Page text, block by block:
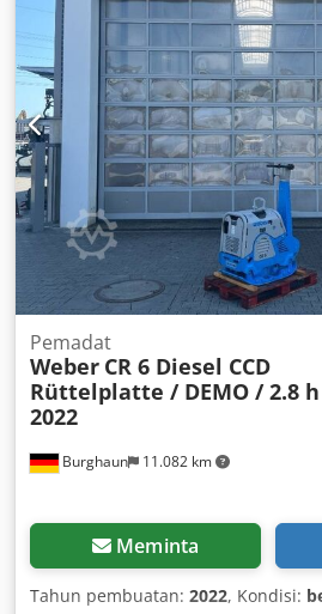
Burghaun 11.082 km
Pemadat
Weber CR 6 Diesel CCD
Rüttelplatte / DEMO / 2.8
2022
Meminta
Tahun pembuatan: 2022, Kondisi: